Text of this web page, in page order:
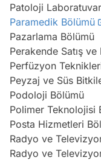
Patoloji
Paramedik Bölümü
Pazarlama Bölümü
Perakende Satış
Perfüzyon
Peyzaj ve Süs
Podoloji Bölümü
Polimer Teknolojisi
Posta Hizmetleri
Radyo ve
Radyo ve